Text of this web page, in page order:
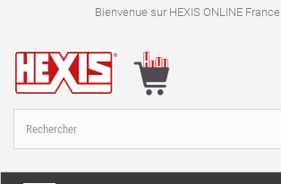
Bienvenue sur HEXIS ONLINE France